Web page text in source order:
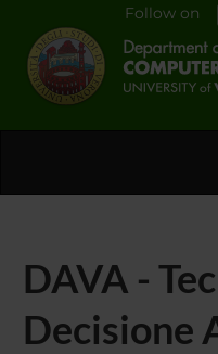
Follow on
DAVA -
Decisione